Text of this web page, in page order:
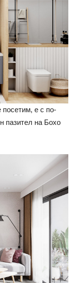
е с по-
пазител на Бохо